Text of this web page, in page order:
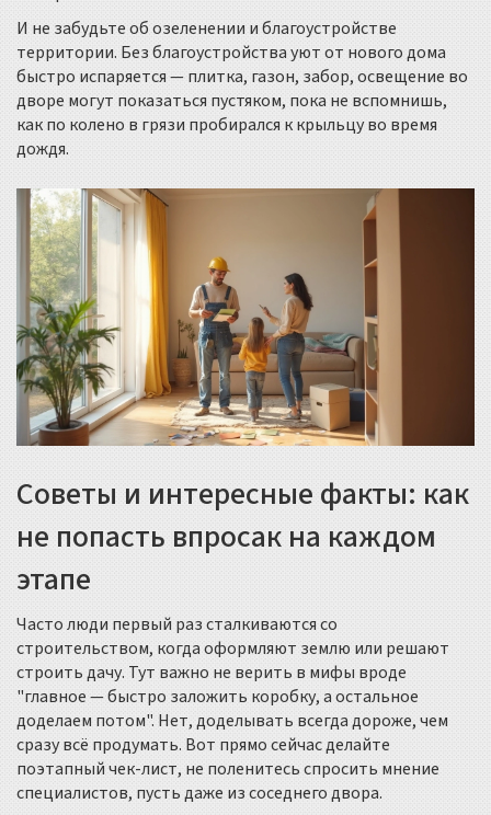
И не забудьте об озеленении и благоустройстве
территории. Без благоустройства уют от нового дома
быстро испаряется — плитка, газон, забор, освещение во
дворе могут показаться пустяком, пока не вспомнишь,
как по колено в грязи пробирался к крыльцу во время
дождя.
Советы и интересные факты: как
не попасть впросак на каждом
этапе
Часто люди первый раз сталкиваются со
строительством, когда оформляют землю или решают
строить дачу. Тут важно не верить в мифы вроде
"главное — быстро заложить коробку, а остальное
доделаем потом". Нет, доделывать всегда дороже, чем
сразу всё продумать. Вот прямо сейчас делайте
поэтапный чек-лист, не поленитесь спросить мнение
специалистов, пусть даже из соседнего двора.